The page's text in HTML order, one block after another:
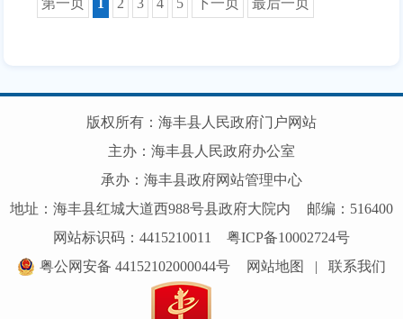
版权所有：海丰县人民政府门户网站
主办：海丰县人民政府办公室
承办：海丰县政府网站管理中心
地址：海丰县红城大道西988号县政府大院内
邮编：516400
网站标识码：4415210011
粤ICP备10002724号
粤公网安备 44152102000044号
网站地图 | 联系我们